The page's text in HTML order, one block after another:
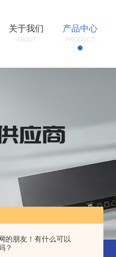
的朋友！有什么可以
？
关于我们
ABOUT
产品中心
PRODUCT